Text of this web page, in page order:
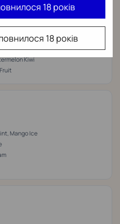
18 років
18 років
Raspberry
Kiwi
Mango Ice